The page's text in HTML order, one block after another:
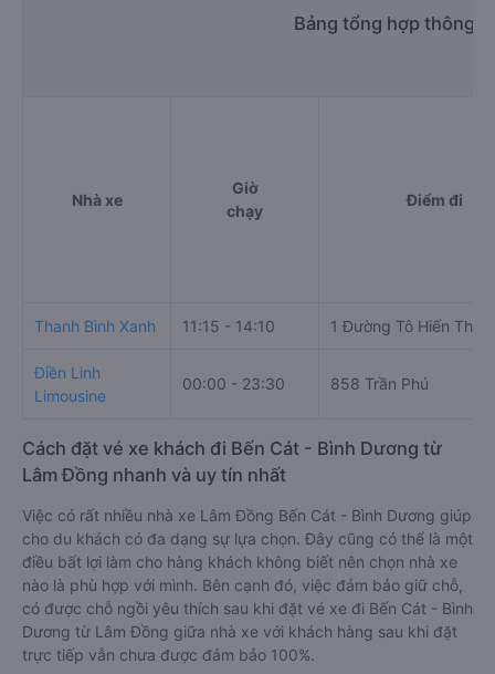
Bảng tổng hợp thông
Nhà xe
Giờ
chạy
Điểm đi
Thanh Bình Xanh 11:15 - 14:10 1 Đường Tô Hiến
Điền Linh
Limousine
00:00 - 23:30 858 Trần Phú
Cách đặt vé xe khách đi Bến Cát - Bình Dương từ
Lâm Đồng nhanh và uy tín nhất
Việc có rất nhiều nhà xe Lâm Đồng Bến Cát - Bình Dương giúp
cho du khách có đa dạng sự lựa chọn. Đây cũng có thể là một
điều bất lợi làm cho hàng khách không biết nên chọn nhà xe
nào là phù hợp với mình. Bên cạnh đó, việc đảm bảo giữ chỗ,
có được chỗ ngồi yêu thích sau khi đặt vé xe đi Bến Cát - Bình
Dương từ Lâm Đồng giữa nhà xe với khách hàng sau khi đặt
trực tiếp vẫn chưa được đảm bảo 100%.